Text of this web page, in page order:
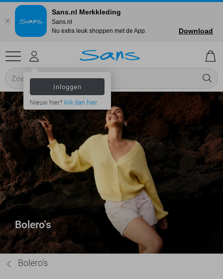
Inloggen
Nieuw hier? klik dan hier
Bolero's
Bolero's
Sans.nl Merkkleding
Sans.nl
Nu extra leuk shoppen met de App.
Download